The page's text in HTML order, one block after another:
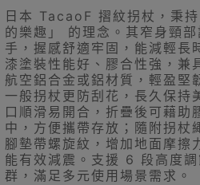
日本 TacaoF 摺紋拐杖，秉
的樂趣」 的理念。其窄身頸
手，握感舒適牢固，能減輕長
漆塗裝性能好、膠合性強，兼
航空鋁合金或鋁材質，輕盈
一般拐杖更防刮花，長久保持
口順滑易開合，折疊後可藉助
中，方便攜帶存放；隨附拐杖
腳墊帶螺旋紋，增加地面摩擦
能有效減震。支援 6 段高度
群，滿足多元使用場景需求。